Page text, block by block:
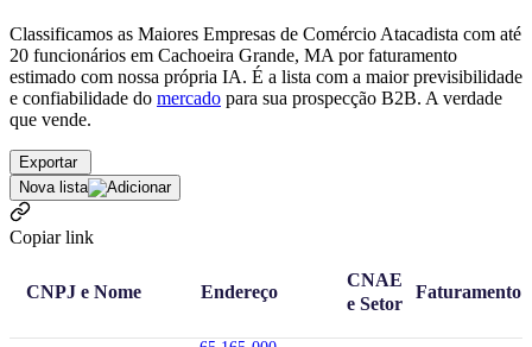
Classificamos as Maiores Empresas de Comércio Atacadista com até
20 funcionários em Cachoeira Grande, MA por faturamento
estimado com nossa própria IA. É a lista com a maior previsibilidade
e confiabilidade do mercado para sua prospecção B2B. A verdade
que vende.
Exportar
Nova lista
Copiar link
CNPJ e Nome Endereço
CNAE
e Setor
Faturamento